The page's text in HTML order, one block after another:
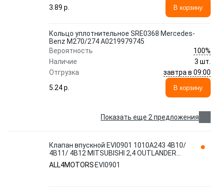
3.89 p. В корзину
Кольцо уплотнительное SRE0368 Mercedes-
Benz M270/274 A0219979745
Вероятность
100%
Наличие
3 шт.
Отгрузка
завтра в 09:00
5.24 p.
В корзину
Показать еще 2 предложения
Клапан впускной EVI0901 1010A243 4B10/
4B11/ 4B12 MITSUBISHI 2,4 OUTLANDER
Lancer GTS ALL4MOTORS
ALL4MOTORS EVI0901